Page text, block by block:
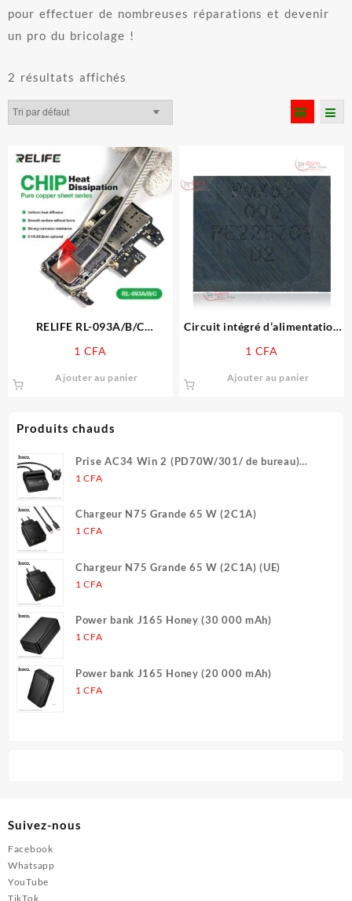
Produits chauds
Prise AC34 Win 2 (PD70W/301/ de bureau)
(UE/Allemagne) (L = 1,5 m)
1CFA
Chargeur N75 Grande 65 W (2C1A)
1CFA
Chargeur N75 Grande 65 W (2C1A) (UE)
1CFA
Power bank J165 Honey (30 000 mAh)
1CFA
Power bank J165 Honey (20 000 mAh)
1CFA
pour effectuer de nombreuses réparations et devenir
un pro du bricolage !
2 résultats affichés
RELIFE RL-093A/B/C
Dissipateur de Chaleur Feuille
de Cuivre pour Téléphone
Efficace Tampon en Cuivre
1 CFA
Ajouter au panier
Circuit intégré d’alimentation
remplacement, Compatible
avec iPhone 14/14 Plus/14
1 CFA
Ajouter au panier
Suivez-nous
Facebook
Whatsapp
YouTube
TikTok